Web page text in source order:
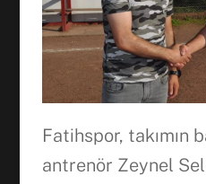
Fatihspor, takımın
antrenör Zeynel